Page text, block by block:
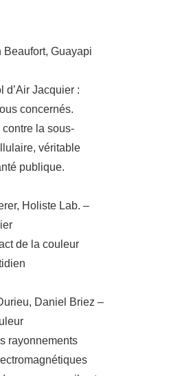
Guayapi
d’Air Jacquier :
concernés.
la sous-
véritable
publique.
Holiste Lab. –
de la couleur
Daniel Briez –
rayonnements